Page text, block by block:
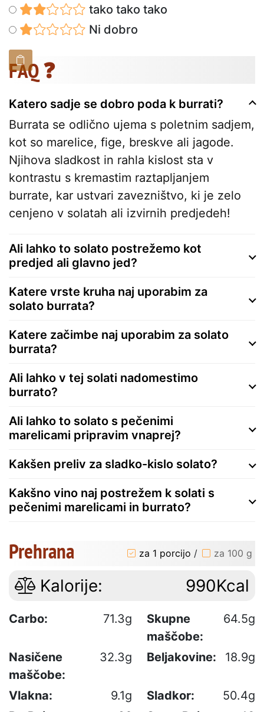
tako tako tako
Ni dobro
FAQ ❓
Katero sadje se dobro poda k burrati?
Burrata se odlično ujema s poletnim sadjem,
kot so marelice, fige, breskve ali jagode.
Njihova sladkost in rahla kislost sta v
kontrastu s kremastim raztapljanjem
burrate, kar ustvari zavezništvo, ki je zelo
cenjeno v solatah ali izvirnih predjedeh!
Ali lahko to solato postrežemo kot
predjed ali glavno jed?
Katere vrste kruha naj uporabim za
solato burrata?
Katere začimbe naj uporabim za solato
burrata?
Ali lahko v tej solati nadomestimo
burrato?
Ali lahko to solato s pečenimi
marelicami pripravim vnaprej?
Kakšen preliv za sladko-kislo solato?
Kakšno vino naj postrežem k solati s
pečenimi marelicami in burrato?
Prehrana za 1 porcijo / za 100 g
Kalorije: 990Kcal
Carbo: 71.3g
Skupne
maščobe:
64.5g
Nasičene
maščobe:
32.3g Beljakovine: 18.9g
Vlakna: 9.1g Sladkor:
50.4g